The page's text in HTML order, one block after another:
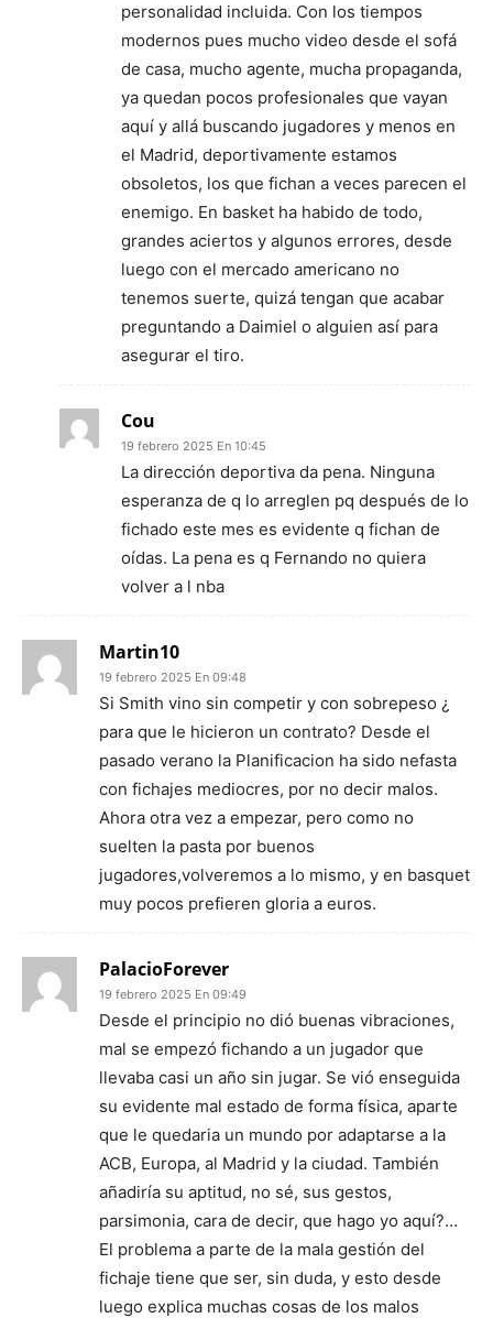
personalidad incluida. Con los tiempos
modernos pues mucho video desde el sofá
de casa, mucho agente, mucha propaganda,
ya quedan pocos profesionales que vayan
aquí y allá buscando jugadores y menos en
el Madrid, deportivamente estamos
obsoletos, los que fichan a veces parecen el
enemigo. En basket ha habido de todo,
grandes aciertos y algunos errores, desde
luego con el mercado americano no
tenemos suerte, quizá tengan que acabar
preguntando a Daimiel o alguien así para
asegurar el tiro.
Cou
19 febrero 2025 En 10:45
La dirección deportiva da pena. Ninguna
esperanza de q lo arreglen pq después de lo
fichado este mes es evidente q fichan de
oídas. La pena es q Fernando no quiera
volver a l nba
Martin10
19 febrero 2025 En 09:48
Si Smith vino sin competir y con sobrepeso ¿
para que le hicieron un contrato? Desde el
pasado verano la Planificacion ha sido nefasta
con fichajes mediocres, por no decir malos.
Ahora otra vez a empezar, pero como no
suelten la pasta por buenos
jugadores,volveremos a lo mismo, y en basquet
muy pocos prefieren gloria a euros.
PalacioForever
19 febrero 2025 En 09:49
Desde el principio no dió buenas vibraciones,
mal se empezó fichando a un jugador que
llevaba casi un año sin jugar. Se vió enseguida
su evidente mal estado de forma física, aparte
que le quedaria un mundo por adaptarse a la
ACB, Europa, al Madrid y la ciudad. También
añadiría su aptitud, no sé, sus gestos,
parsimonia, cara de decir, que hago yo aquí?…
El problema a parte de la mala gestión del
fichaje tiene que ser, sin duda, y esto desde
luego explica muchas cosas de los malos